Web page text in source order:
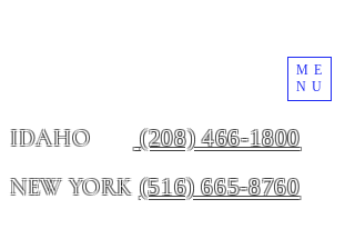
ME
NU
IDAHO (208) 466-1800
NEW YORK (516) 665-8760